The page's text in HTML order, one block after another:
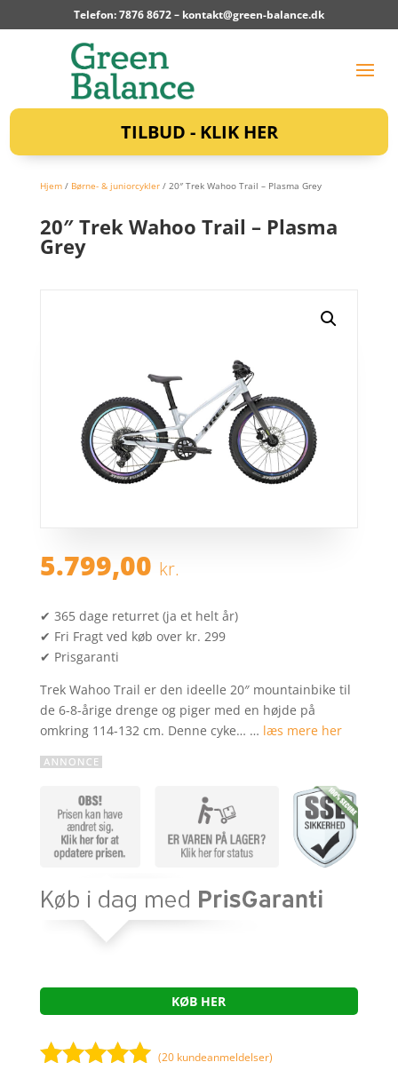
Telefon: 7876 8672 – kontakt@green-balance.dk
TILBUD - KLIK HER
Hjem/ Børne- & juniorcykler/ 20″ Trek Wahoo Trail – Plasma Grey
20″ Trek Wahoo Trail – Plasma
Grey
5.799,00 kr.
✔ 365 dage returret (ja et helt år)
✔ Fri Fragt ved køb over kr. 299
✔ Prisgaranti
Trek Wahoo Trail er den ideelle 20″ mountainbike til
de 6-8-årige drenge og piger med en højde på
omkring 114-132 cm. Denne cyke… … læs mere her
KØB HER
(20 kundeanmeldelser)